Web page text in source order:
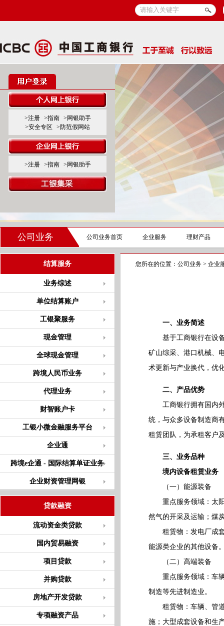
>注册 >指南
>网银助手
>安全专区
>防范假网站
>注册 >指南 >网银助手
公司业务 公司业务首页 企业服务 理财产品
结算服务
业务综述
单位结算账户
工银聚服务
现金管理
全球现金管理
跨境人民币业务
代理业务
财智账户卡
工银小微金融服务平台
企业通
跨境e企通 - 国际结算单证业务
企业财资管理网银
贷款融资
流动资金类贷款
国内贸易融资
项目贷款
并购贷款
房地产开发贷款
专项融资产品
您所在的位置： 公司业务 > 企业
一、业务简述
基于工商银行在设备
矿山综采、港口机械、
术更新与产业换代，优
二、产品优势
工商银行拥有国内外
统，与众多设备制造商
租赁团队，为承租客户
三、业务品种
境内设备租赁业务
（一）能源装备
重点服务领域：太阳
然气的开采及运输；煤
租赁物：发电厂成套
能源类企业的其他设备
（二）高端装备
重点服务领域：车辆
制造等先进制造业。
租赁物：车辆、管道
施；大型成套设备和生